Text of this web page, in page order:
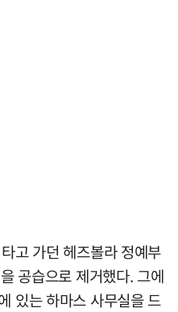
고 가던 헤즈볼라 정예부
공습으로 제거했다. 그에
있는 하마스 사무실을 드